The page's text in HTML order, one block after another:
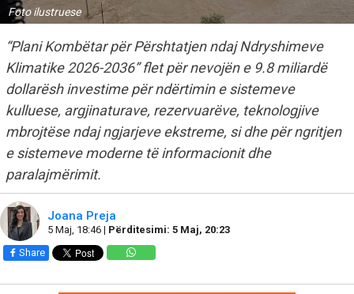
Foto ilustruese
“Plani Kombëtar për Përshtatjen ndaj Ndryshimeve
Klimatike 2026-2036” flet për nevojën e 9.8 miliardë
dollarësh investime për ndërtimin e sistemeve
kulluese, argjinaturave, rezervuarëve, teknologjive
mbrojtëse ndaj ngjarjeve ekstreme, si dhe për ngritjen
e sistemeve moderne të informacionit dhe
paralajmërimit.
Joana Preja
5 Maj, 18:46 | Përditesimi: 5 Maj, 20:23
Share